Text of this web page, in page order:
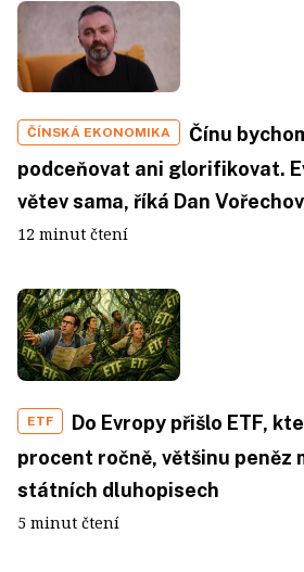
ČÍNSKÁ EKONOMIKA
Čínu
podceňovat ani glorifikovat.
větev sama, říká Dan
12 minut čtení
ETF
Do Evropy přišlo ETF,
procent ročně, většinu peněz
státních dluhopisech
5 minut čtení